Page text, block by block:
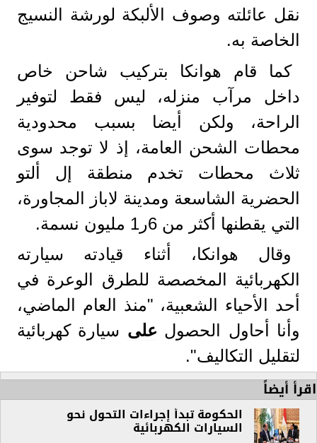
نقل عائلته وصوف الألبكة لورشة النسيج
الخاصة به.
كما قام هوانكا بتركيب شاحن خاص
داخل مرآب منزله، ليس فقط لتوفير
الراحة، ولكن أيضا بسبب محدودية
محطات الشحن العامة، إذ لا توجد سوى
ثلاث محطات تخدم منطقة إل ألتو
الحضرية الشاسعة ومدينة لاباز المجاورة،
التي يقطنها أكثر من 6ر1 مليون نسمة.
وقال هوانكا، أثناء قيادته سيارته
الكهربائية المخصصة للطرق الوعرة في
أحد الأحياء الشعبية، "منذ العام الماضي،
وأنا أحاول الحصول على سيارة كهربائية
لتقليل التكاليف".
اقرأ أيضاً
الحكومة تبدأ إجراءات التحول نحو
السيارات الكهربائية